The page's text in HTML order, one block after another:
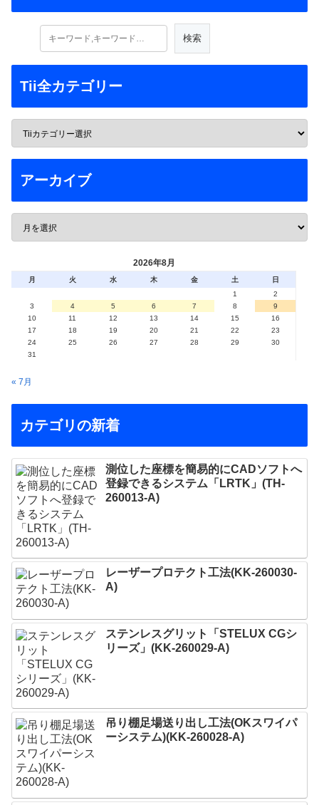
Tii全カテゴリー
アーカイブ
2026年8月
月 火 水 木 金 土
日
1
2
3
4 5 6 7 8
9
10
11 12 13 14 15
16
17
18 19 20 21 22
23
24
25 26 27 28 29
30
31
« 7月
カテゴリの新着
測位した座標を簡易的にCADソフトへ
登録できるシステム「LRTK」(TH-
260013-A)
レーザープロテクト⼯法(KK-260030-
A)
ステンレスグリット「STELUX CGシ
リーズ」(KK-260029-A)
吊り棚足場送り出し工法(OKスワイパ
ーシステム)(KK-260028-A)